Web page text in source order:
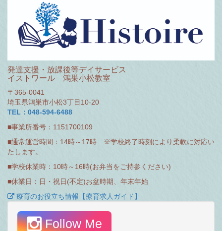
発達支援・放課後等デイサービス
イストワール 鴻巣小松教室
〒365-0041
埼玉県鴻巣市小松3丁目10-20
TEL：048-594-6488
■事業所番号：1151700109
■通常運営時間：14時～17時 ※学校終了時刻により柔軟に対応い
たします。
■学校休業時：10時～16時(お弁当をご持参ください)
■休業日：日・祝日(不定)お盆時期、年末年始
療育のお役立ち情報【療育求人ガイド】
Follow Me